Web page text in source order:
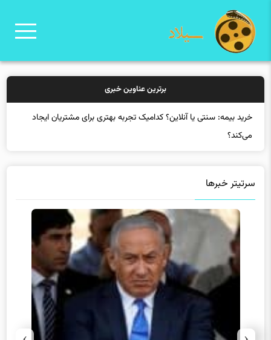
برترین عناوین خبری
خرید